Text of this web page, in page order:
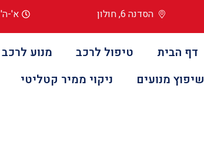
הסדנה 6, חולון א'-ה' 9:00-17:30 , ו' 8:00-12:00
דף הבית טיפול לרכב מנוע לרכב
שיפוץ מנועים
ניקוי ממיר קטליטי